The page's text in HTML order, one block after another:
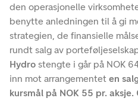
den operasjonelle
benytte anledningen til å gi
strategien, de finansielle
rundt salg av
Hydro stengte i går på NOK
inn mot arrangementet en
kursmål på NOK 55 pr. aksje.